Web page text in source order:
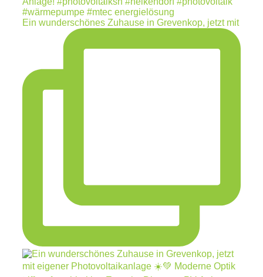
Ein wunderschönes Zuhause in Grevenkop, jetzt mit